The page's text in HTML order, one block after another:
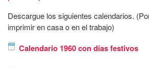
Descargue los siguientes calendarios.
imprimir en casa o en el trabajo)
Calendario 1960 con días festivos